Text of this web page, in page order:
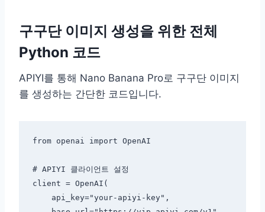
구구단 이미지 생성을 위한 전체
Python 코드
APIYI를 통해 Nano Banana Pro로 구구단 이미지
를 생성하는 간단한 코드입니다.
from openai import OpenAI
# APIYI 클라이언트 설정
client = OpenAI(